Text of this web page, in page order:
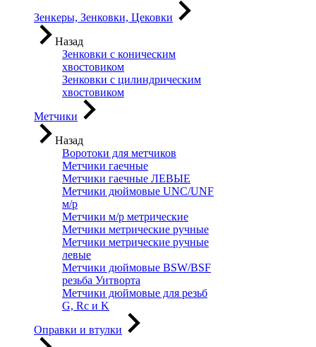
Зенкеры, Зенковки, Цековки
Назад
Зенковки с коническим
хвостовиком
Зенковки с цилиндрическим
хвостовиком
Метчики
Назад
Воротоки для метчиков
Метчики гаечные
Метчики гаечные ЛЕВЫЕ
Метчики дюймовые UNC/UNF
м/р
Метчики м/р метрические
Метчики метрические ручные
Метчики метрические ручные
левые
Метчики дюймовые BSW/BSF
резьба Уитворта
Метчики дюймовые для резьб
G, Rc и K
Оправки и втулки